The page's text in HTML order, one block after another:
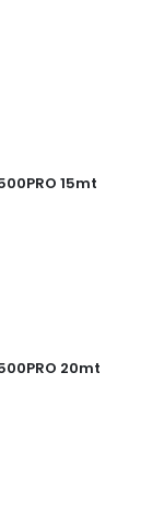
15mt
20mt